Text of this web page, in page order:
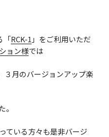
「RCK-1 」をご利用いただ
ョン様では
３月のバージョンアップ楽
。
ている方々も是非バージ